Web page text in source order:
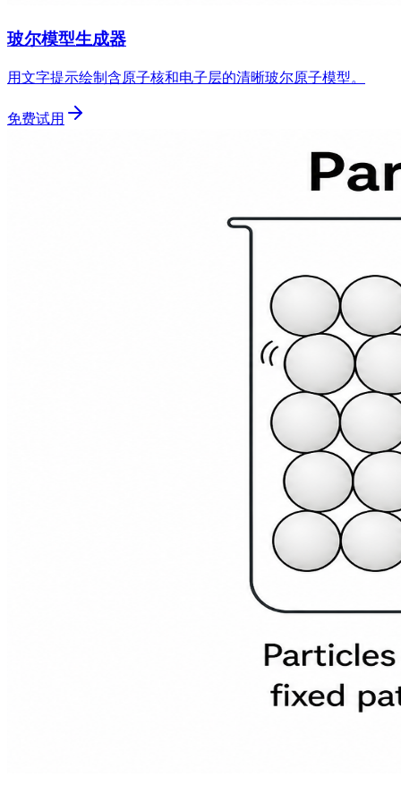
玻尔模型生成器
用文字提示绘制含原子核和电子层的清晰玻尔原子模型。
免费试用